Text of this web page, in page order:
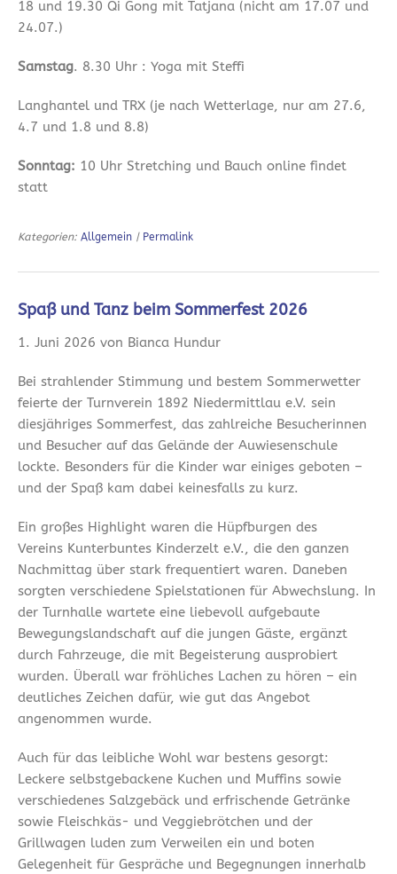
18 und 19.30 Qi Gong mit Tatjana (nicht am 17.07 und
24.07.)
Samstag. 8.30 Uhr : Yoga mit Steffi
Langhantel und TRX (je nach Wetterlage, nur am 27.6,
4.7 und 1.8 und 8.8)
Sonntag: 10 Uhr Stretching und Bauch online findet
statt
Kategorien: Allgemein | Permalink
Spaß und Tanz beim Sommerfest 2026
1. Juni 2026 von Bianca Hundur
Bei strahlender Stimmung und bestem Sommerwetter
feierte der Turnverein 1892 Niedermittlau e.V. sein
diesjähriges Sommerfest, das zahlreiche Besucherinnen
und Besucher auf das Gelände der Auwiesenschule
lockte. Besonders für die Kinder war einiges geboten –
und der Spaß kam dabei keinesfalls zu kurz.
Ein großes Highlight waren die Hüpfburgen des
Vereins Kunterbuntes Kinderzelt e.V., die den ganzen
Nachmittag über stark frequentiert waren. Daneben
sorgten verschiedene Spielstationen für Abwechslung. In
der Turnhalle wartete eine liebevoll aufgebaute
Bewegungslandschaft auf die jungen Gäste, ergänzt
durch Fahrzeuge, die mit Begeisterung ausprobiert
wurden. Überall war fröhliches Lachen zu hören – ein
deutliches Zeichen dafür, wie gut das Angebot
angenommen wurde.
Auch für das leibliche Wohl war bestens gesorgt:
Leckere selbstgebackene Kuchen und Muffins sowie
verschiedenes Salzgebäck und erfrischende Getränke
sowie Fleischkäs- und Veggiebrötchen und der
Grillwagen luden zum Verweilen ein und boten
Gelegenheit für Gespräche und Begegnungen innerhalb